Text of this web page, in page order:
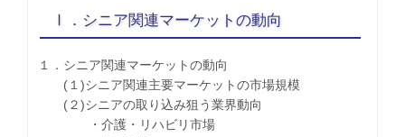
Ⅰ．シニア関連マーケットの動向
１．シニア関連マーケットの動向
(１)シニア関連主要マーケットの市場規模
(２)シニアの取り込み狙う業界動向
・介護・リハビリ市場